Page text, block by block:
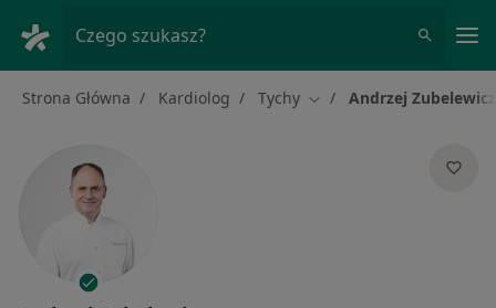
Czego szukasz?
Strona Główna Kardiolog Tychy Zmień miasto
Andrzej Zubelewicz